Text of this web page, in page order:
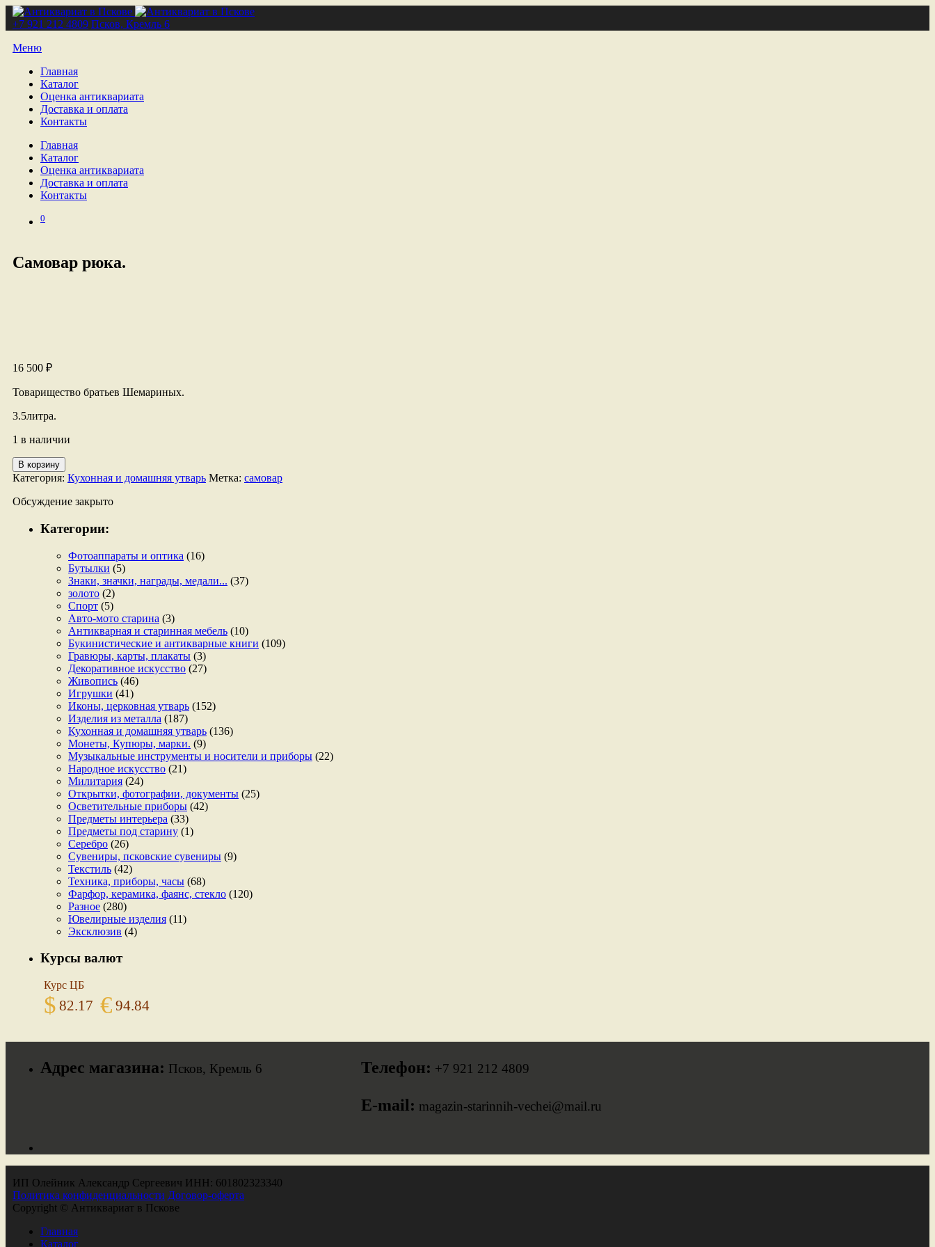
+7 921 212 4809 Псков, Кремль 6
Меню
Главная
Каталог
Оценка антиквариата
Доставка и оплата
Контакты
Главная
Каталог
Оценка антиквариата
Доставка и оплата
Контакты
0
Самовар рюка.
16 500 ₽
Товарищество братьев Шемариных.
3.5литра.
1 в наличии
Количество
товара
Самовар
рюка.
В корзину
Категория: Кухонная и домашняя утварь Метка: самовар
Обсуждение закрыто
Категории:
Фотоаппараты и оптика (16)
Бутылки (5)
Знаки, значки, награды, медали... (37)
золото (2)
Спорт (5)
Авто-мото старина (3)
Антикварная и старинная мебель (10)
Букинистические и антикварные книги (109)
Гравюры, карты, плакаты (3)
Декоративное искусство (27)
Живопись (46)
Игрушки (41)
Иконы, церковная утварь (152)
Изделия из металла (187)
Кухонная и домашняя утварь (136)
Монеты, Купюры, марки. (9)
Музыкальные инструменты и носители и приборы (22)
Народное искусство (21)
Милитария (24)
Открытки, фотографии, документы (25)
Осветительные приборы (42)
Предметы интерьера (33)
Предметы под старину (1)
Серебро (26)
Сувениры, псковские сувениры (9)
Текстиль (42)
Техника, приборы, часы (68)
Фарфор, керамика, фаянс, стекло (120)
Разное (280)
Ювелирные изделия (11)
Эксклюзив (4)
Курсы валют
Курс ЦБ
$ 82.17 € 94.84
Адрес магазина: Псков, Кремль 6 Телефон: +7 921 212 4809
E-mail: magazin-starinnih-vechei@mail.ru
ИП Олейник Александр Сергеевич ИНН: 601802323340
Политика конфиденциальности Договор-оферта
Copyright © Антиквариат в Пскове
Главная
Каталог